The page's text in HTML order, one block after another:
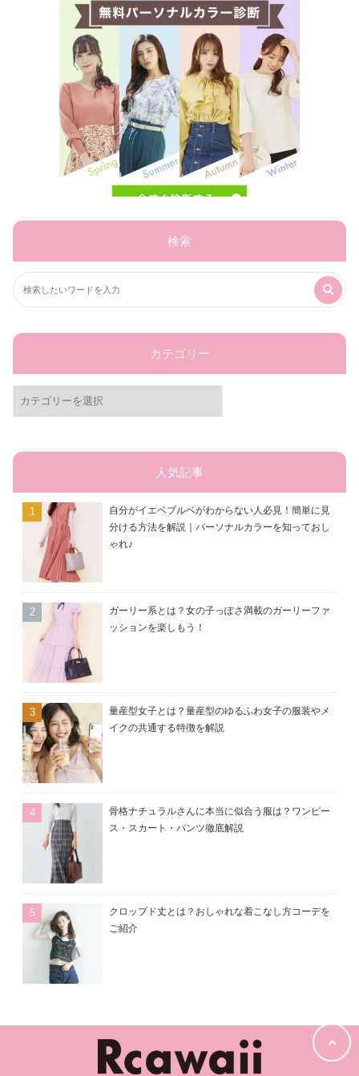
検索
カテゴリー
カ
テ
リ
人気記事
自分がイエベブルベがわからない人必見！簡単に見
分ける方法を解説｜パーソナルカラーを知っておし
ゃれ♪
ガーリー系とは？女の子っぽさ満載のガーリーファ
ッションを楽しもう！
量産型女子とは？量産型のゆるふわ女子の服装やメ
イクの共通する特徴を解説
骨格ナチュラルさんに本当に似合う服は？ワンピー
ス・スカート・パンツ徹底解説
クロップド丈とは？おしゃれな着こなし方コーデを
ご紹介